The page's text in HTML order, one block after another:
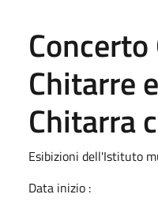
Chitarre
Chitarra
Esibizioni dell'Istituto
Data inizio :